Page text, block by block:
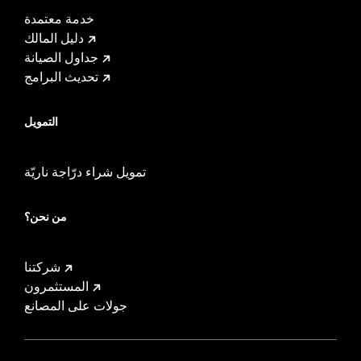
خدمة معتمدة
دليل المالك
جداول الصيانة
تحديث البرامج
التمويل
تمويل شراء درّاجة ناريّة
من نحن؟
شركتنا
المستثمرون
جولات على المصانع